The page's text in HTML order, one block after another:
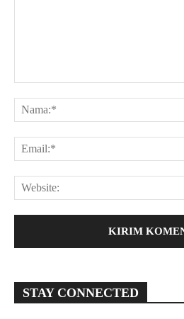
STAY CONNECTED